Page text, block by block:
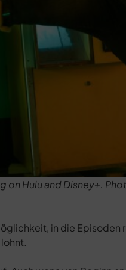
on Hulu and Disney+.
in die Episoden